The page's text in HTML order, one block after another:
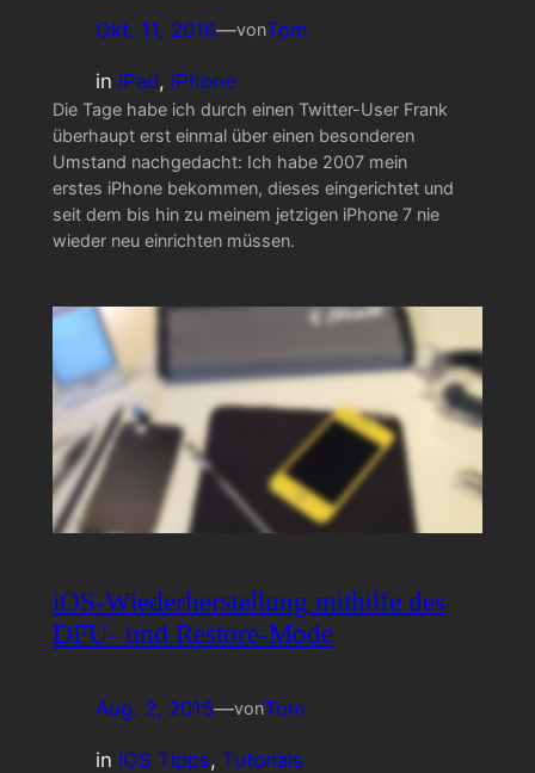
Okt. 11, 2016—vonTom
in iPad, iPhone
Die Tage habe ich durch einen Twitter-User Frank
überhaupt erst einmal über einen besonderen
Umstand nachgedacht: Ich habe 2007 mein
erstes iPhone bekommen, dieses eingerichtet und
seit dem bis hin zu meinem jetzigen iPhone 7 nie
wieder neu einrichten müssen.
iOS-Wiederherstellung mithilfe des
DFU- und Restore-Mode
Aug. 2, 2015—vonTom
in iOS Tipps, Tutorials